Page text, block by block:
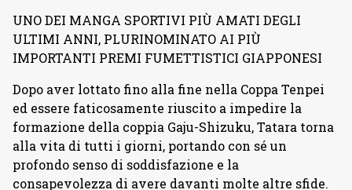
UNO DEI MANGA SPORTIVI PIÙ AMATI DEGLI
ULTIMI ANNI, PLURINOMINATO AI PIÙ
IMPORTANTI PREMI FUMETTISTICI GIAPPONESI
Dopo aver lottato fino alla fine nella Coppa Tenpei
ed essere faticosamente riuscito a impedire la
formazione della coppia Gaju-Shizuku, Tatara torna
alla vita di tutti i giorni, portando con sé un
profondo senso di soddisfazione e la
consapevolezza di avere davanti molte altre sfide.